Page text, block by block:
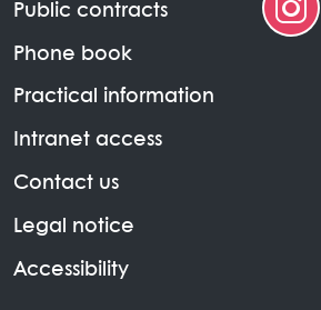
Public contracts
Phone book
Practical information
Intranet access
Contact us
Legal notice
Accessibility